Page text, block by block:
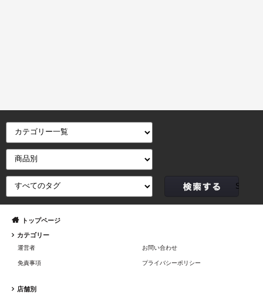
トップページ
カテゴリー
運営者 お問い合わせ
免責事項 プライバシーポリシー
店舗別